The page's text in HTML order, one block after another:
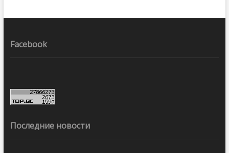
Facebook
Последние новости